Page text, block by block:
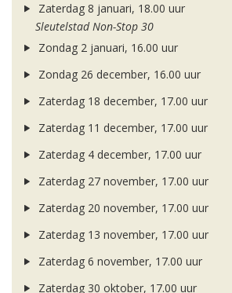
Zaterdag 8 januari, 18.00 uur
Sleutelstad Non-Stop 30
Zondag 2 januari, 16.00 uur
Zondag 26 december, 16.00 uur
Zaterdag 18 december, 17.00 uur
Zaterdag 11 december, 17.00 uur
Zaterdag 4 december, 17.00 uur
Zaterdag 27 november, 17.00 uur
Zaterdag 20 november, 17.00 uur
Zaterdag 13 november, 17.00 uur
Zaterdag 6 november, 17.00 uur
Zaterdag 30 oktober, 17.00 uur